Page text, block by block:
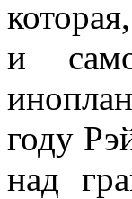
и
году
над